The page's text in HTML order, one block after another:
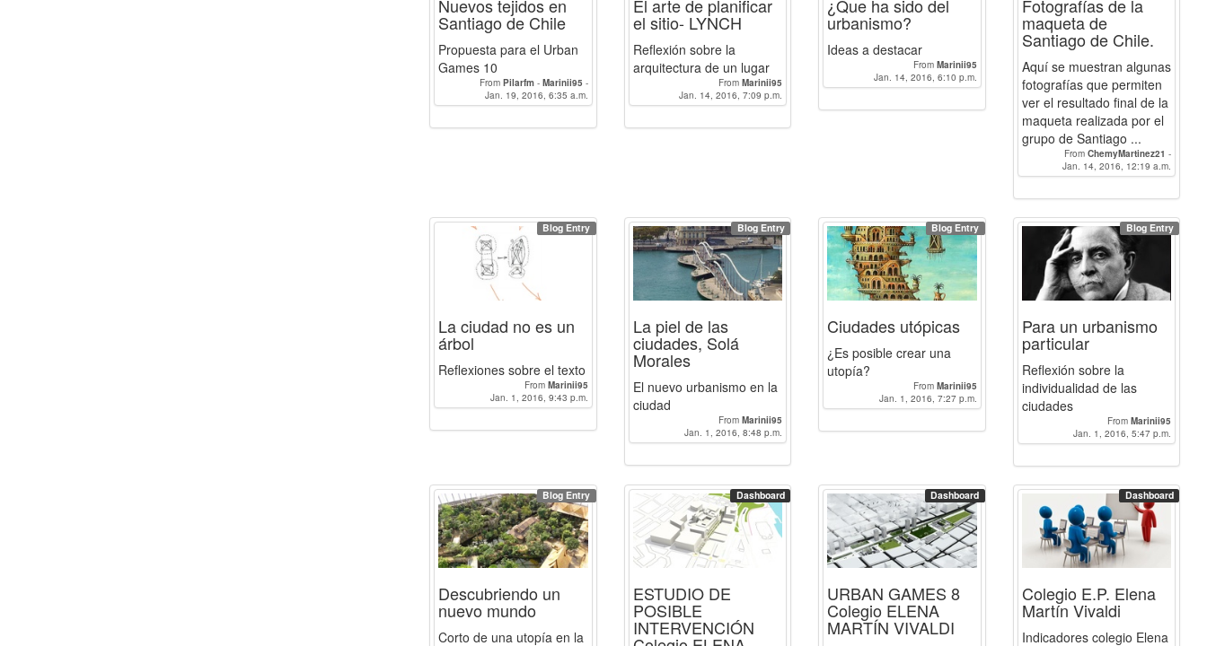
Nuevos tejidos en
Santiago de Chile
Propuesta para el Urban
Games 10
From Pilarfm- Marinii95 -
Enrique_Torres.94
Jan. 19, 2016, 6:35 a.m.
El arte de planificar
el sitio- LYNCH
Reflexión sobre la
arquitectura de un lugar
From Marinii95
Jan. 14, 2016, 7:09 p.m.
¿Que ha sido del
urbanismo?
Ideas a destacar
From Marinii95
Jan. 14, 2016, 6:10 p.m.
Fotografías de la
maqueta de
Santiago de Chile.
Aquí se muestran algunas
fotografías que permiten
ver el resultado final de la
maqueta realizada por el
grupo de Santiago ...
From ChemyMartinez21 -
SergioZafra-juanchote94
manuelca-Aracelisola-
-Enrique_Torres.94-liliszabo-
bellanos-Pilarfm-
johanna.wieser-
MiesVanDerJose-ManuelLucas
GloriaCristina -JRTeba
mlazuenr-Albertocf-camilleh
thomas89-Guilbert-jcatinaud
Pepe_Amat-aamarti
Jan. 14, 2016, 12:19 a.m.
Blog Entry
La ciudad no es un
árbol
Reflexiones sobre el texto
From Marinii95
Jan. 1, 2016, 9:43 p.m.
Blog Entry
La piel de las
ciudades, Solá
Morales
El nuevo urbanismo en la
ciudad
From Marinii95
Jan. 1, 2016, 8:48 p.m.
Blog Entry
Ciudades utópicas
¿Es posible crear una
utopía?
From Marinii95
Jan. 1, 2016, 7:27 p.m.
Blog Entry
Para un urbanismo
particular
Reflexión sobre la
individualidad de las
ciudades
From Marinii95
Jan. 1, 2016, 5:47 p.m.
Blog Entry
Descubriendo un
nuevo mundo
Corto de una utopía en la
Dashboard
ESTUDIO DE
POSIBLE
INTERVENCIÓN
Dashboard
URBAN GAMES 8
Colegio ELENA
MARTÍN VIVALDI
Dashboard
Colegio E.P. Elena
Martín Vivaldi
Indicadores colegio Elena